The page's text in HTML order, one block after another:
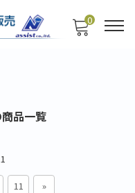
0
品一覧
11 »